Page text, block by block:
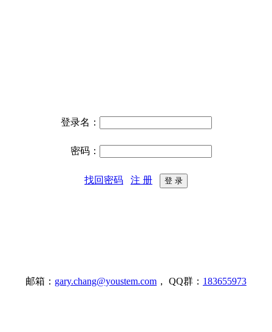
登录名：
密码：
找回密码 注 册
邮箱： gary.chang@youstem.com ， QQ群： 183655973